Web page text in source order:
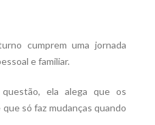
cumprem uma jornada
e familiar.
ela alega que os
só faz mudanças quando